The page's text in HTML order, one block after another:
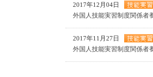
2017年12月04日
外国人技能実習制度関係者
2017年11月27日
外国人技能実習制度関係者